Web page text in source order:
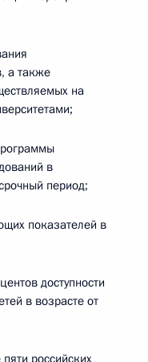
а также
на
в
период;
показателей в
доступности
в возрасте от
российских